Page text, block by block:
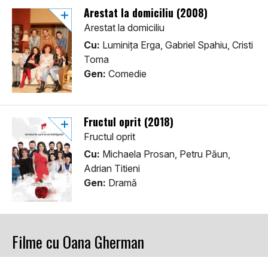
Arestat la domiciliu (2008)
Arestat la domiciliu
Cu: Luminița Erga, Gabriel Spahiu, Cristi
Toma
Gen: Comedie
Fructul oprit (2018)
Fructul oprit
Cu: Michaela Prosan, Petru Păun,
Adrian Titieni
Gen: Dramă
Filme cu Oana Gherman